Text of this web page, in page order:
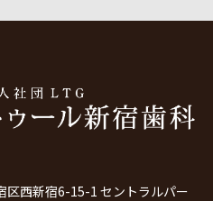
区西新宿6-15-1 セントラルパー